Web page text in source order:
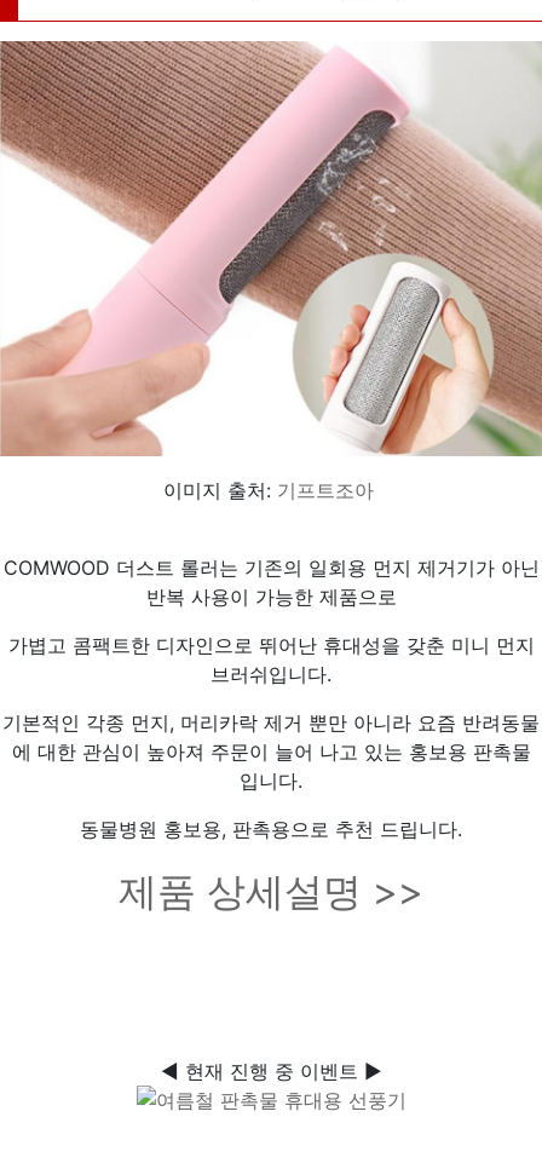
이미지 출처: 기프트조아
COMWOOD 더스트 롤러는 기존의 일회용 먼지 제거기가 아닌
반복 사용이 가능한 제품으로
가볍고 콤팩트한 디자인으로 뛰어난 휴대성을 갖춘 미니 먼지
브러쉬입니다.
기본적인 각종 먼지, 머리카락 제거 뿐만 아니라 요즘 반려동물
에 대한 관심이 높아져 주문이 늘어 나고 있는 홍보용 판촉물
입니다.
동물병원 홍보용, 판촉용으로 추천 드립니다.
제품 상세설명 >>
◀ 현재 진행 중 이벤트 ▶